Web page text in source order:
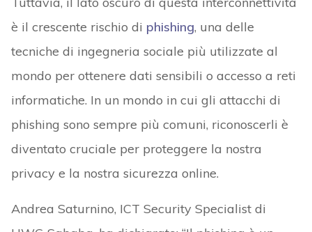
è il crescente rischio di phishing, una delle
tecniche di ingegneria sociale più utilizzate al
mondo per ottenere dati sensibili o accesso a reti
informatiche. In un mondo in cui gli attacchi di
phishing sono sempre più comuni, riconoscerli è
diventato cruciale per proteggere la nostra
privacy e la nostra sicurezza online.
Andrea Saturnino, ICT Security Specialist di